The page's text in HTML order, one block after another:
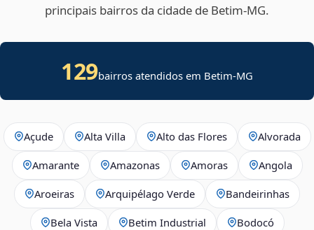
principais bairros da cidade de Betim‑MG.
129bairros atendidos em Betim-MG
Açude Alta Villa Alto das Flores Alvorada
Amarante Amazonas Amoras Angola
Aroeiras Arquipélago Verde Bandeirinhas
Bela Vista Betim Industrial Bodocó